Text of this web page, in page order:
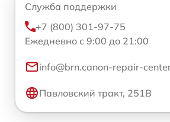
Служба поддержки
+7 (800) 301-97-75
Ежедневно с 9:00 до 21:00
info@brn.canon-repair-
Павловский тракт, 251В